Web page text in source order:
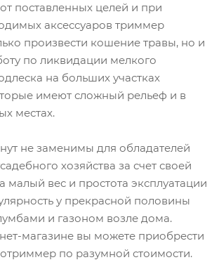
поставленных целей и при
аксессуаров триммер
произвести кошение травы, но и
по ликвидации мелкого
на больших участках
имеют сложный рельеф и в
местах.
не заменимы для обладателей
хозяйства за счет своей
малый вес и простота эксплуатации
у прекрасной половины
и газоном возле дома.
магазине вы можете приобрести
по разумной стоимости.